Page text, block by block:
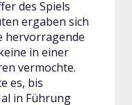
des Spiels
ergaben sich
hervorragende
in einer
vermochte.
es, bis
in Führung